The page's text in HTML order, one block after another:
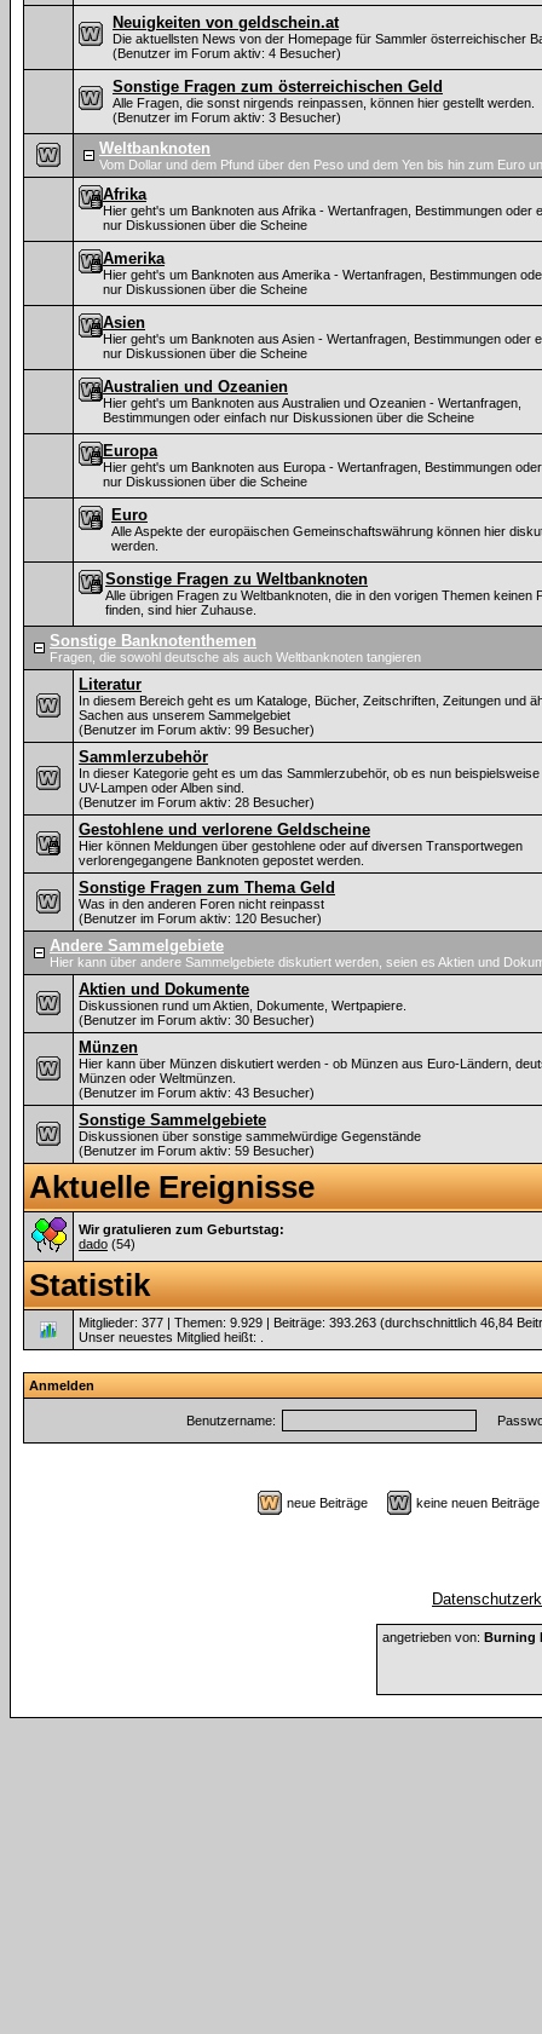
Neuigkeiten von geldschein.at
Die aktuellsten News von der Homepage für Sammler österreichischer
(Benutzer im Forum aktiv: 4 Besucher)
Sonstige Fragen zum österreichischen Geld
Alle Fragen, die sonst nirgends reinpassen, können hier gestellt werden.
(Benutzer im Forum aktiv: 3 Besucher)
Weltbanknoten
Vom Dollar und dem Pfund über den Peso und dem Yen bis hin zum Euro
Afrika
Hier geht's um Banknoten aus Afrika - Wertanfragen, Bestimmungen oder
nur Diskussionen über die Scheine
Amerika
Hier geht's um Banknoten aus Amerika - Wertanfragen, Bestimmungen
nur Diskussionen über die Scheine
Asien
Hier geht's um Banknoten aus Asien - Wertanfragen, Bestimmungen oder
nur Diskussionen über die Scheine
Australien und Ozeanien
Hier geht's um Banknoten aus Australien und Ozeanien - Wertanfragen,
Bestimmungen oder einfach nur Diskussionen über die Scheine
Europa
Hier geht's um Banknoten aus Europa - Wertanfragen, Bestimmungen
nur Diskussionen über die Scheine
Euro
Alle Aspekte der europäischen Gemeinschaftswährung können hier
werden.
Sonstige Fragen zu Weltbanknoten
Alle übrigen Fragen zu Weltbanknoten, die in den vorigen Themen keinen
finden, sind hier Zuhause.
Sonstige Banknotenthemen
Fragen, die sowohl deutsche als auch Weltbanknoten tangieren
Literatur
In diesem Bereich geht es um Kataloge, Bücher, Zeitschriften, Zeitungen und
Sachen aus unserem Sammelgebiet
(Benutzer im Forum aktiv: 99 Besucher)
Sammlerzubehör
In dieser Kategorie geht es um das Sammlerzubehör, ob es nun
UV-Lampen oder Alben sind.
(Benutzer im Forum aktiv: 28 Besucher)
Gestohlene und verlorene Geldscheine
Hier können Meldungen über gestohlene oder auf diversen Transportwegen
verlorengegangene Banknoten gepostet werden.
Sonstige Fragen zum Thema Geld
Was in den anderen Foren nicht reinpasst
(Benutzer im Forum aktiv: 120 Besucher)
Andere Sammelgebiete
Hier kann über andere Sammelgebiete diskutiert werden, seien es Aktien und
Aktien und Dokumente
Diskussionen rund um Aktien, Dokumente, Wertpapiere.
(Benutzer im Forum aktiv: 30 Besucher)
Münzen
Hier kann über Münzen diskutiert werden - ob Münzen aus Euro-Ländern,
Münzen oder Weltmünzen.
(Benutzer im Forum aktiv: 43 Besucher)
Sonstige Sammelgebiete
Diskussionen über sonstige sammelwürdige Gegenstände
(Benutzer im Forum aktiv: 59 Besucher)
Aktuelle Ereignisse
Wir gratulieren zum Geburtstag:
dado (54)
Statistik
Mitglieder: 377 | Themen: 9.929 | Beiträge: 393.263 (durchschnittlich 46,84
Unser neuestes Mitglied heißt:
Anmelden
Benutzername:
neue Beiträge keine neuen
angetrieben von: Burning